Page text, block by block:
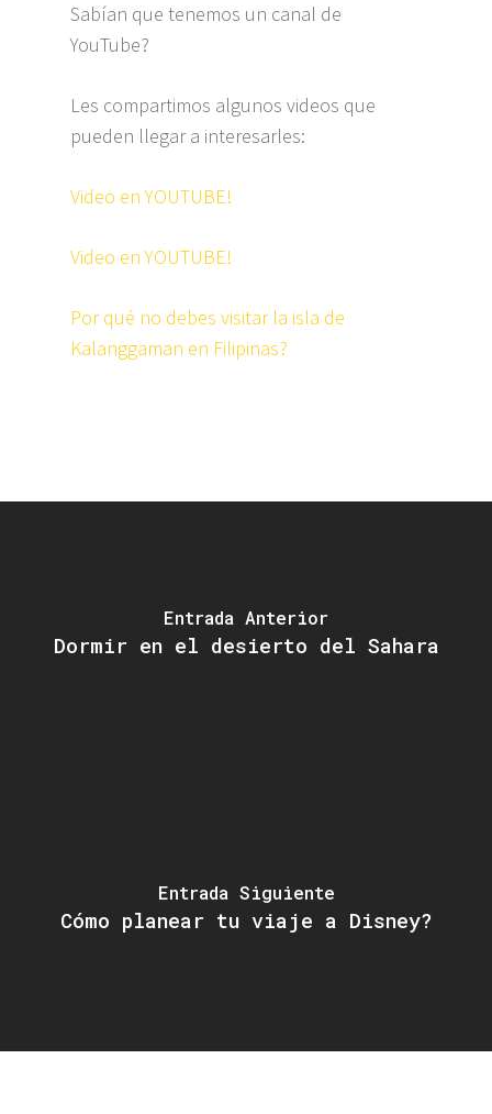
Sabían que tenemos un canal de
YouTube?
Les compartimos algunos videos que
pueden llegar a interesarles:
Video en YOUTUBE!
Video en YOUTUBE!
Por qué no debes visitar la isla de
Kalanggaman en Filipinas?
Entrada Anterior
Dormir en el desierto del Sahara
Entrada Siguiente
Cómo planear tu viaje a Disney?